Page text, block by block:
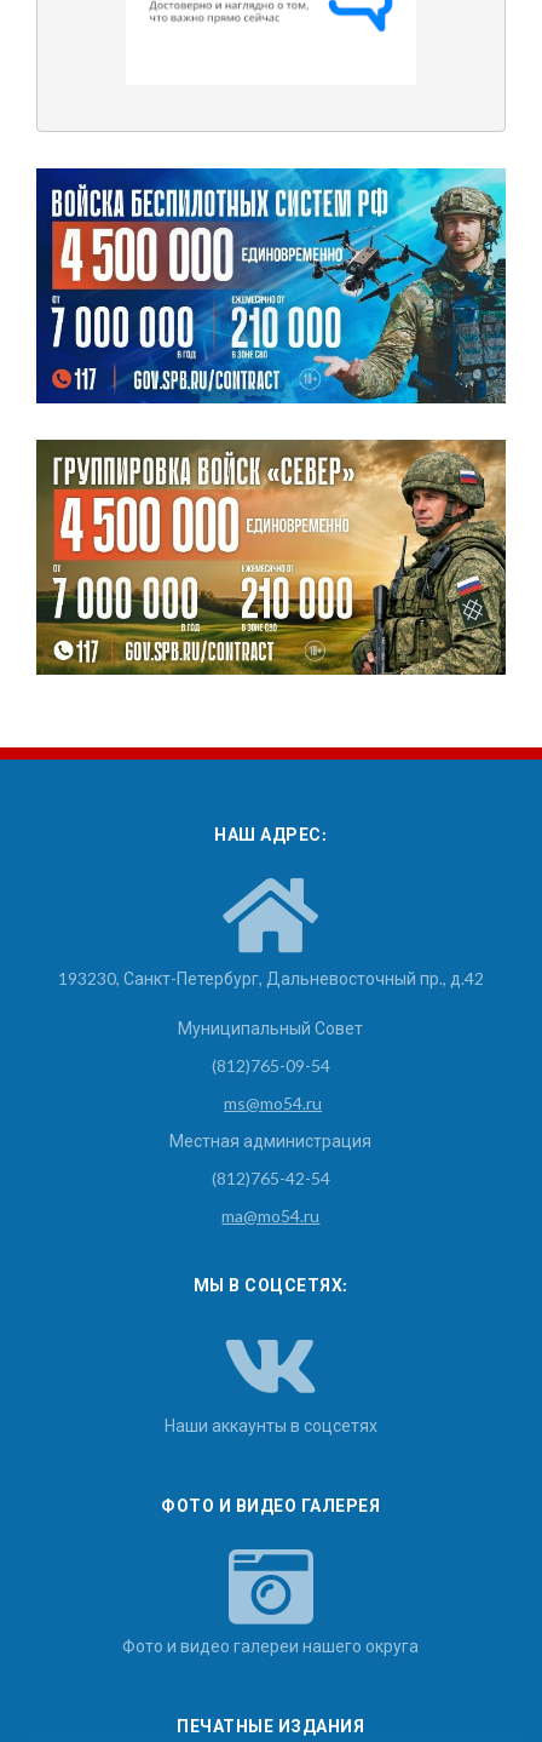
НАШ АДРЕС:
193230, Санкт-Петербург, Дальневосточный пр., д.42
Муниципальный Совет
(812)765-09-54
ms@mo54.ru
Местная администрация
(812)765-42-54
ma@mo54.ru
МЫ В СОЦСЕТЯХ:
Наши аккаунты в соцсетях
ФОТО И ВИДЕО ГАЛЕРЕЯ
Фото и видео галереи нашего округа
ПЕЧАТНЫЕ ИЗДАНИЯ